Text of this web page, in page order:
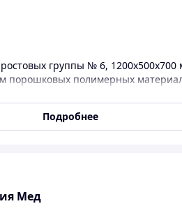
группы № 6,
порошковых полимерных
Подробнее
Мед